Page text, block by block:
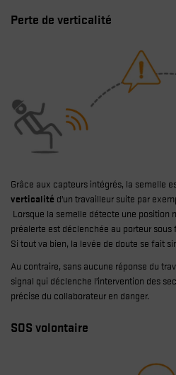
Perte de verticalité
Grâce aux capteurs intégrés, la semelle
verticalité d’un travailleur suite par
Lorsque la semelle détecte une position
préalerte est déclenchée au porteur
Si tout va bien, la levée de doute se fait
Au contraire, sans aucune réponse du
signal qui déclenche l’intervention des
précise du collaborateur en danger.
SOS volontaire